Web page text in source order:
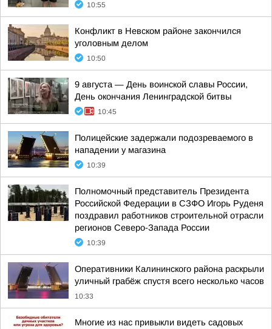
10:55
Конфликт в Невском районе закончился
уголовным делом
10:50
9 августа — День воинской славы России,
День окончания Ленинградской битвы
10:45
Полицейские задержали подозреваемого в
нападении у магазина
10:39
Полномочный представитель Президента
Российской Федерации в СЗФО Игорь Руденя
поздравил работников строительной отрасли
регионов Северо-Запада России
10:39
Оперативники Калининского района раскрыли
уличный грабёж спустя всего несколько часов
10:33
Многие из нас привыкли видеть садовых